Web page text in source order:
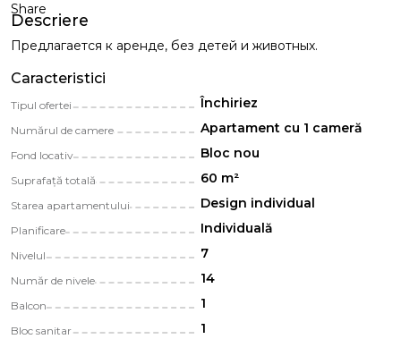
Descriere
Предлагается к аренде, без детей и животных.
Caracteristici
Tipul ofertei Închiriez
Numărul de camere Apartament cu 1 cameră
Fond locativ Bloc nou
Suprafață totală 60 m²
Starea apartamentului Design individual
Planificare Individuală
Nivelul 7
Număr de nivele 14
Balcon 1
Bloc sanitar 1
Share